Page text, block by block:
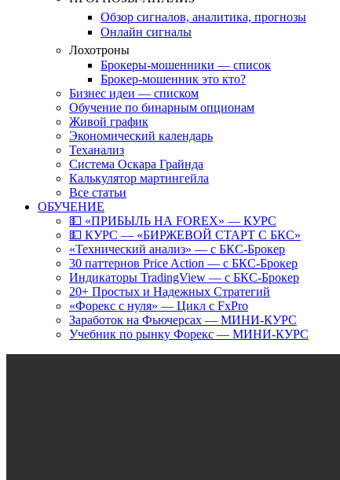
Обзор сигналов, аналитика, прогнозы
Онлайн сигналы
Лохотроны
Брокеры-мошенники — список
Брокер-мошенник это кто?
Бизнес идеи — списком
Обучение по бинарным опционам
Живой график
Экономический календарь
Теханализ
Система Оскара Грайнда
Калькулятор мартингейла
Все статьи
ОБУЧЕНИЕ
💵 «ПРИБЫЛЬ НА FOREX» — КУРС
💵 КУРС — «БИРЖЕВОЙ СТАРТ С БКС»
«Технический анализ» — с БКС-Брокер
30 паттернов Price Action — с БКС-Брокер
Индикаторы TradingView — с БКС-Брокер
20+ Простых и Надежных Стратегий
«Форекс с нуля» — Цикл с FxPro
Заработок на Фьючерсах — МИНИ-КУРС
Учебник по рынку Форекс — МИНИ-КУРС